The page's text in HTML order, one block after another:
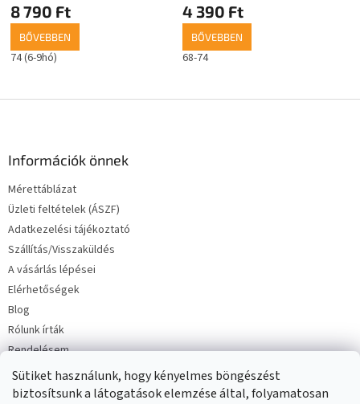
Sütiket használunk, hogy kényelmes böngészést
biztosítsunk a látogatások elemzése által, folyamatosan
8 790 Ft
BŐVEBBEN
74 (6-9hó)
4 390 Ft
BŐVEBBEN
68-74
Információk önnek
Mérettáblázat
Üzleti feltételek (ÁSZF)
Adatkezelési tájékoztató
Szállítás/Visszaküldés
A vásárlás lépései
Elérhetőségek
Blog
Rólunk írták
Rendelésem